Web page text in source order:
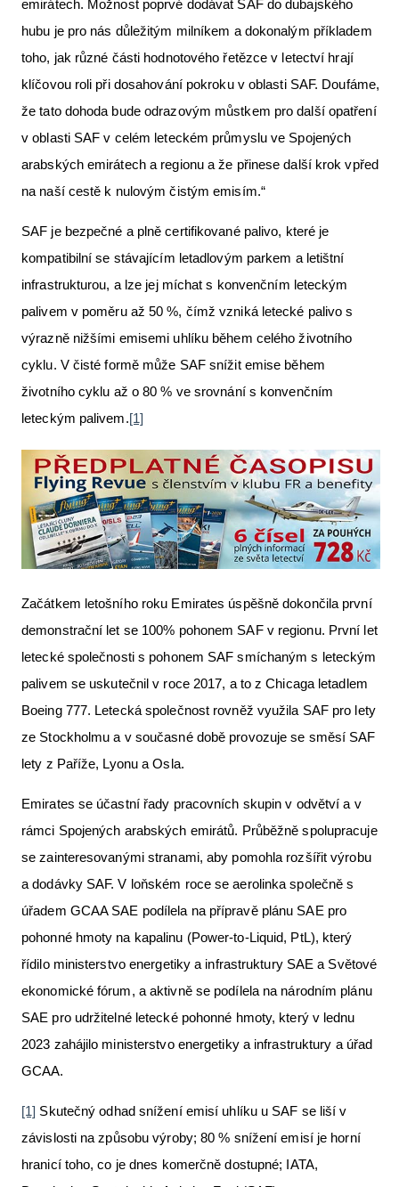
emirátech. Možnost poprvé dodávat SAF do dubajského
hubu je pro nás důležitým milníkem a dokonalým příkladem
toho, jak různé části hodnotového řetězce v letectví hrají
klíčovou roli při dosahování pokroku v oblasti SAF. Doufáme,
že tato dohoda bude odrazovým můstkem pro další opatření
v oblasti SAF v celém leteckém průmyslu ve Spojených
arabských emirátech a regionu a že přinese další krok vpřed
na naší cestě k nulovým čistým emisím.“
SAF je bezpečné a plně certifikované palivo, které je
kompatibilní se stávajícím letadlovým parkem a letištní
infrastrukturou, a lze jej míchat s konvenčním leteckým
palivem v poměru až 50 %, čímž vzniká letecké palivo s
výrazně nižšími emisemi uhlíku během celého životního
cyklu. V čisté formě může SAF snížit emise během
životního cyklu až o 80 % ve srovnání s konvenčním
leteckým palivem.[1]
Začátkem letošního roku Emirates úspěšně dokončila první
demonstrační let se 100% pohonem SAF v regionu. První let
letecké společnosti s pohonem SAF smíchaným s leteckým
palivem se uskutečnil v roce 2017, a to z Chicaga letadlem
Boeing 777. Letecká společnost rovněž využila SAF pro lety
ze Stockholmu a v současné době provozuje se směsí SAF
lety z Paříže, Lyonu a Osla.
Emirates se účastní řady pracovních skupin v odvětví a v
rámci Spojených arabských emirátů. Průběžně spolupracuje
se zainteresovanými stranami, aby pomohla rozšířit výrobu
a dodávky SAF. V loňském roce se aerolinka společně s
úřadem GCAA SAE podílela na přípravě plánu SAE pro
pohonné hmoty na kapalinu (Power-to-Liquid, PtL), který
řídilo ministerstvo energetiky a infrastruktury SAE a Světové
ekonomické fórum, a aktivně se podílela na národním plánu
SAE pro udržitelné letecké pohonné hmoty, který v lednu
2023 zahájilo ministerstvo energetiky a infrastruktury a úřad
GCAA.
[1] Skutečný odhad snížení emisí uhlíku u SAF se liší v
závislosti na způsobu výroby; 80 % snížení emisí je horní
hranicí toho, co je dnes komerčně dostupné; IATA,